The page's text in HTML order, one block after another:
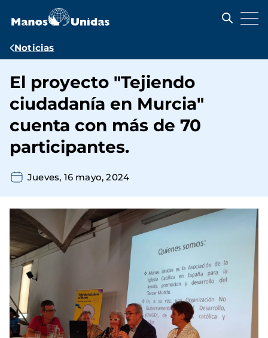
contenido
Ruta
navegación
Noticias
El proyecto "Tejiendo
ciudadanía en Murcia"
cuenta con más de 70
participantes.
Jueves, 16 mayo, 2024